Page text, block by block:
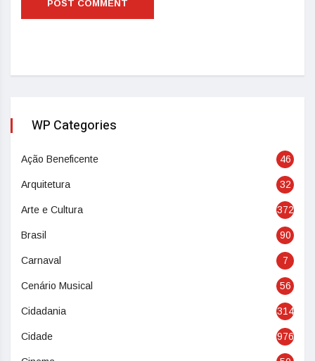
WP Categories
Ação Beneficente 46
Arquitetura 32
Arte e Cultura 372
Brasil 90
Carnaval 7
Cenário Musical 56
Cidadania 314
Cidade 976